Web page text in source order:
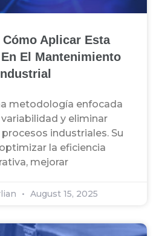
Aplicar Esta
El Mantenimiento
metodología enfocada
y eliminar
industriales. Su
la eficiencia
mejorar
August 15, 2025